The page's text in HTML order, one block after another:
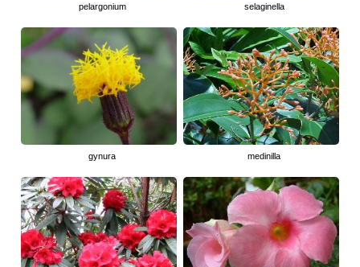
pelargonium selaginella
gynura medinilla